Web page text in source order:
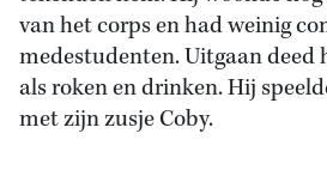
van het corps en had weinig
medestudenten. Uitgaan deed
als roken en drinken. Hij
met zijn zusje Coby.